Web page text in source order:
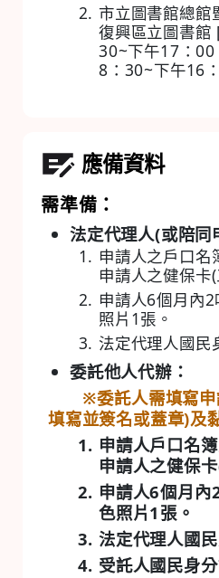
市立圖書館總館
復興區立圖書館
30~下午17：00
8：30~下午16
應備資料
需準備：
法定代理人(或陪同
申請人之戶口名
申請人之健保卡
申請人6個月內
照片1張。
法定代理人國民
委託他人代辦：
※委託人需填寫申
填寫並簽名或蓋章)及
申請人戶口名
申請人之健保
申請人6個月內
色照片1張。
法定代理人國
受託人國民身